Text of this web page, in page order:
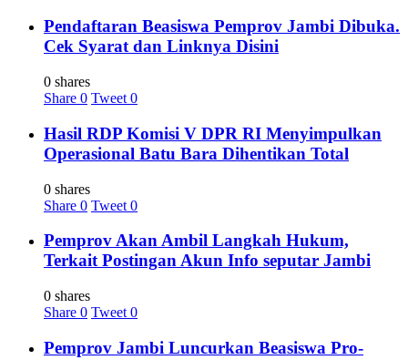
Pendaftaran Beasiswa Pemprov Jambi Dibuka.
Cek Syarat dan Linknya Disini
0 shares
Share 0 Tweet 0
Hasil RDP Komisi V DPR RI Menyimpulkan
Operasional Batu Bara Dihentikan Total
0 shares
Share 0 Tweet 0
Pemprov Akan Ambil Langkah Hukum,
Terkait Postingan Akun Info seputar Jambi
0 shares
Share 0 Tweet 0
Pemprov Jambi Luncurkan Beasiswa Pro-